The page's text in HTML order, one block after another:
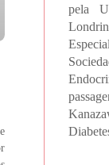
pela